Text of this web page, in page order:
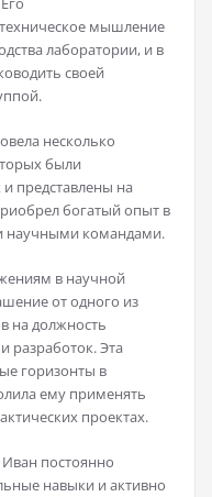
мышление
лаборатории, и в
своей
несколько
были
представлены на
богатый опыт в
научными командами.
в научной
от одного из
на должность
разработок. Эта
горизонты в
ему применять
проектах.
Иван постоянно
навыки и активно